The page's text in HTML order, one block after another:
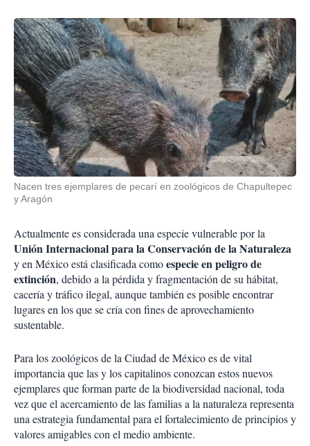
Nacen tres ejemplares de pecarí en zoológicos de Chapultepec
y Aragón
Actualmente es considerada una especie vulnerable por la
Unión Internacional para la Conservación de la Naturaleza
y en México está clasificada comoespecie en peligro de
extinción, debido a la pérdida y fragmentación de su hábitat,
cacería y tráfico ilegal, aunque también es posible encontrar
lugares en los que se cría con fines de aprovechamiento
sustentable.
Para los zoológicos de la Ciudad de México es de vital
importancia que las y los capitalinos conozcan estos nuevos
ejemplares que forman parte de la biodiversidad nacional, toda
vez que el acercamiento de las familias a la naturaleza representa
una estrategia fundamental para el fortalecimiento de principios y
valores amigables con el medio ambiente.